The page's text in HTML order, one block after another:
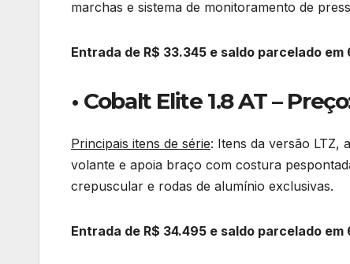
marchas e sistema de monitoramento de
Entrada de R$ 33.345 e saldo parcelado em
• Cobalt Elite 1.8 AT –
Principais itens de série: Itens da versão LTZ,
volante e apoia braço com costura
crepuscular e rodas de alumínio exclusivas.
Entrada de R$ 34.495 e saldo parcelado